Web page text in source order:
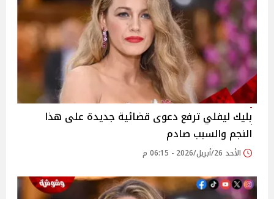
بليك ليفلي ترفع دعوى قضائية جديدة على هذا
النجم والسبب صادم
الأحد 26/أبريل/2026 - 06:15 م